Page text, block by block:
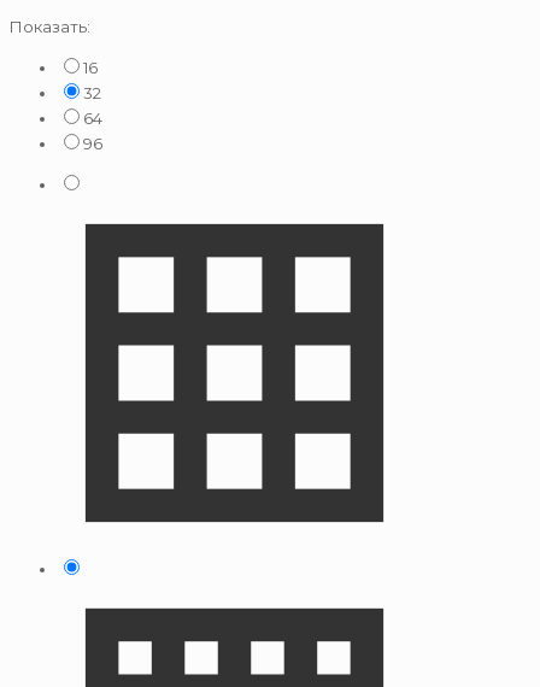
Показать:
16
32
64
96